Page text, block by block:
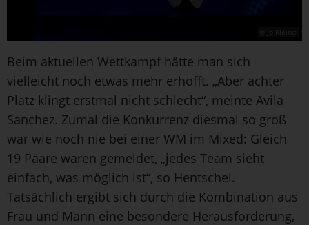
© Jo Kleindl
Beim aktuellen Wettkampf hätte man sich
vielleicht noch etwas mehr erhofft. „Aber achter
Platz klingt erstmal nicht schlecht“, meinte Avila
Sanchez. Zumal die Konkurrenz diesmal so groß
war wie noch nie bei einer WM im Mixed: Gleich
19 Paare waren gemeldet, „jedes Team sieht
einfach, was möglich ist“, so Hentschel.
Tatsächlich ergibt sich durch die Kombination aus
Frau und Mann eine besondere Herausforderung,